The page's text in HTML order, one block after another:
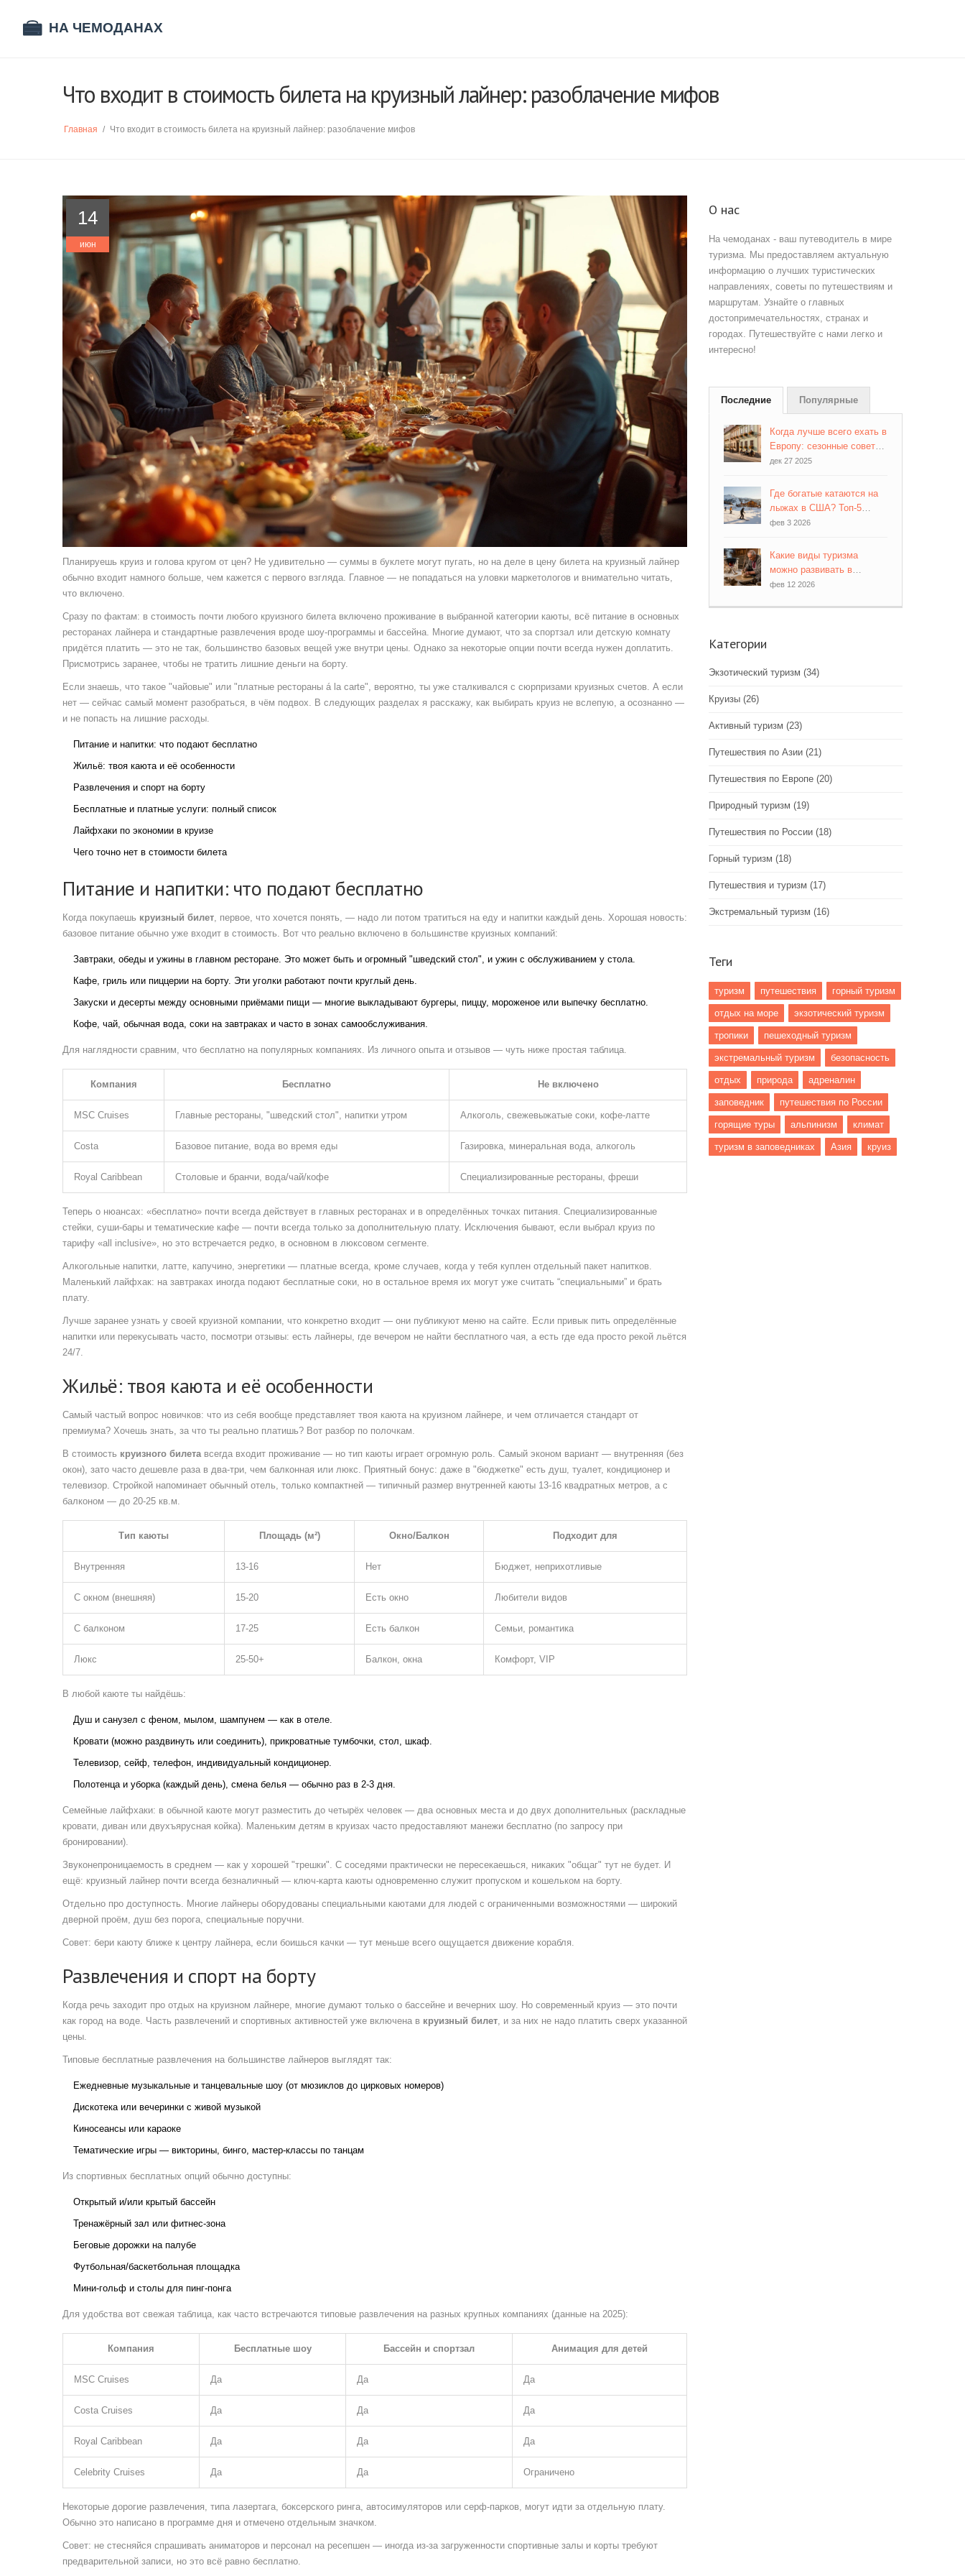
Что входит в стоимость билета на круизный лайнер: разоблачение мифов
Главная / Что входит в стоимость билета на круизный лайнер: разоблачение мифов
14
июн
Планируешь круиз и голова кругом от цен? Не удивительно — суммы в буклете могут пугать, но на деле в цену билета на круизный лайнер
обычно входит намного больше, чем кажется с первого взгляда. Главное — не попадаться на уловки маркетологов и внимательно читать,
что включено.
Сразу по фактам: в стоимость почти любого круизного билета включено проживание в выбранной категории каюты, всё питание в основных
ресторанах лайнера и стандартные развлечения вроде шоу-программы и бассейна. Многие думают, что за спортзал или детскую комнату
придётся платить — это не так, большинство базовых вещей уже внутри цены. Однако за некоторые опции почти всегда нужен доплатить.
Присмотрись заранее, чтобы не тратить лишние деньги на борту.
Если знаешь, что такое "чайовые" или "платные рестораны á la carte", вероятно, ты уже сталкивался с сюрпризами круизных счетов. А если
нет — сейчас самый момент разобраться, в чём подвох. В следующих разделах я расскажу, как выбирать круиз не вслепую, а осознанно —
и не попасть на лишние расходы.
Питание и напитки: что подают бесплатно
Жильё: твоя каюта и её особенности
Развлечения и спорт на борту
Бесплатные и платные услуги: полный список
Лайфхаки по экономии в круизе
Чего точно нет в стоимости билета
Питание и напитки: что подают бесплатно
Когда покупаешь круизный билет, первое, что хочется понять, — надо ли потом тратиться на еду и напитки каждый день. Хорошая новость:
базовое питание обычно уже входит в стоимость. Вот что реально включено в большинстве круизных компаний:
Завтраки, обеды и ужины в главном ресторане. Это может быть и огромный "шведский стол", и ужин с обслуживанием у стола.
Кафе, гриль или пиццерии на борту. Эти уголки работают почти круглый день.
Закуски и десерты между основными приёмами пищи — многие выкладывают бургеры, пиццу, мороженое или выпечку бесплатно.
Кофе, чай, обычная вода, соки на завтраках и часто в зонах самообслуживания.
Для наглядности сравним, что бесплатно на популярных компаниях. Из личного опыта и отзывов — чуть ниже простая таблица.
Компания Бесплатно Не включено
MSC Cruises Главные рестораны, "шведский стол", напитки утром Алкоголь, свежевыжатые соки, кофе-латте
Costa Базовое питание, вода во время еды Газировка, минеральная вода, алкоголь
Royal Caribbean Столовые и бранчи, вода/чай/кофе Специализированные рестораны, фреши
Теперь о нюансах: «бесплатно» почти всегда действует в главных ресторанах и в определённых точках питания. Специализированные
стейки, суши-бары и тематические кафе — почти всегда только за дополнительную плату. Исключения бывают, если выбрал круиз по
тарифу «all inclusive», но это встречается редко, в основном в люксовом сегменте.
Алкогольные напитки, латте, капучино, энергетики — платные всегда, кроме случаев, когда у тебя куплен отдельный пакет напитков.
Маленький лайфхак: на завтраках иногда подают бесплатные соки, но в остальное время их могут уже считать “специальными” и брать
плату.
Лучше заранее узнать у своей круизной компании, что конкретно входит — они публикуют меню на сайте. Если привык пить определённые
напитки или перекусывать часто, посмотри отзывы: есть лайнеры, где вечером не найти бесплатного чая, а есть где еда просто рекой льётся
24/7.
Жильё: твоя каюта и её особенности
Самый частый вопрос новичков: что из себя вообще представляет твоя каюта на круизном лайнере, и чем отличается стандарт от
премиума? Хочешь знать, за что ты реально платишь? Вот разбор по полочкам.
В стоимость круизного билетавсегда входит проживание — но тип каюты играет огромную роль. Самый эконом вариант — внутренняя (без
окон), зато часто дешевле раза в два-три, чем балконная или люкс. Приятный бонус: даже в "бюджетке" есть душ, туалет, кондиционер и
телевизор. Стройкой напоминает обычный отель, только компактней — типичный размер внутренней каюты 13-16 квадратных метров, а с
балконом — до 20-25 кв.м.
Тип каюты Площадь (м²) Окно/Балкон Подходит для
Внутренняя 13-16 Нет Бюджет, неприхотливые
С окном (внешняя) 15-20 Есть окно Любители видов
С балконом 17-25 Есть балкон Семьи, романтика
Люкс 25-50+ Балкон, окна Комфорт, VIP
В любой каюте ты найдёшь:
Душ и санузел с феном, мылом, шампунем — как в отеле.
Кровати (можно раздвинуть или соединить), прикроватные тумбочки, стол, шкаф.
Телевизор, сейф, телефон, индивидуальный кондиционер.
Полотенца и уборка (каждый день), смена белья — обычно раз в 2-3 дня.
Семейные лайфхаки: в обычной каюте могут разместить до четырёх человек — два основных места и до двух дополнительных (раскладные
кровати, диван или двухъярусная койка). Маленьким детям в круизах часто предоставляют манежи бесплатно (по запросу при
бронировании).
Звуконепроницаемость в среднем — как у хорошей "трешки". С соседями практически не пересекаешься, никаких "общаг" тут не будет. И
ещё: круизный лайнер почти всегда безналичный — ключ-карта каюты одновременно служит пропуском и кошельком на борту.
Отдельно про доступность. Многие лайнеры оборудованы специальными каютами для людей с ограниченными возможностями — широкий
дверной проём, душ без порога, специальные поручни.
Совет: бери каюту ближе к центру лайнера, если боишься качки — тут меньше всего ощущается движение корабля.
Развлечения и спорт на борту
Когда речь заходит про отдых на круизном лайнере, многие думают только о бассейне и вечерних шоу. Но современный круиз — это почти
как город на воде. Часть развлечений и спортивных активностей уже включена в круизный билет, и за них не надо платить сверх указанной
цены.
Типовые бесплатные развлечения на большинстве лайнеров выглядят так:
Ежедневные музыкальные и танцевальные шоу (от мюзиклов до цирковых номеров)
Дискотека или вечеринки с живой музыкой
Киносеансы или караоке
Тематические игры — викторины, бинго, мастер-классы по танцам
Из спортивных бесплатных опций обычно доступны:
Открытый и/или крытый бассейн
Тренажёрный зал или фитнес-зона
Беговые дорожки на палубе
Футбольная/баскетбольная площадка
Мини-гольф и столы для пинг-понга
Для удобства вот свежая таблица, как часто встречаются типовые развлечения на разных крупных компаниях (данные на 2025):
Компания Бесплатные шоу Бассейн и спортзал Анимация для детей
MSC Cruises Да Да Да
Costa Cruises Да Да Да
Royal Caribbean Да Да Да
Celebrity Cruises Да Да Ограничено
Некоторые дорогие развлечения, типа лазертага, боксерского ринга, автосимуляторов или серф-парков, могут идти за отдельную плату.
Обычно это написано в программе дня и отмечено отдельным значком.
Совет: не стесняйся спрашивать аниматоров и персонал на ресепшен — иногда из-за загруженности спортивные залы и корты требуют
предварительной записи, но это всё равно бесплатно.
О нас
На чемоданах - ваш путеводитель в мире
туризма. Мы предоставляем актуальную
информацию о лучших туристических
направлениях, советы по путешествиям и
маршрутам. Узнайте о главных
достопримечательностях, странах и
городах. Путешествуйте с нами легко и
интересно!
Последние Популярные
Когда лучше всего ехать в
Европу: сезонные советы
по ценам, погоде и толпам
дек 27 2025
Где богатые катаются на
лыжах в США? Топ-5
роскошных горнолыжных
фев 3 2026
Какие виды туризма
можно развивать в
экзотических
фев 12 2026
Категории
Экзотический туризм (34)
Круизы (26)
Активный туризм (23)
Путешествия по Азии (21)
Путешествия по Европе (20)
Природный туризм (19)
Путешествия по России (18)
Горный туризм (18)
Путешествия и туризм (17)
Экстремальный туризм (16)
Теги
туризм путешествия горный туризм
отдых на море экзотический туризм
тропики пешеходный туризм
экстремальный туризм безопасность
отдых природа адреналин
заповедник путешествия по России
горящие туры альпинизм климат
туризм в заповедниках Азия круиз